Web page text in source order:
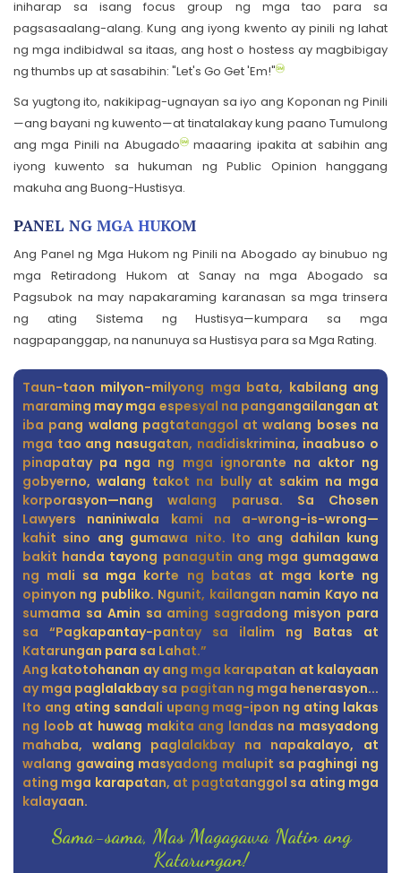
iniharap sa isang focus group ng mga tao para sa
pagsasaalang-alang. Kung ang iyong kwento ay pinili ng lahat
ng mga indibidwal sa itaas, ang host o hostess ay magbibigay
ng thumbs up at sasabihin: "Let's Go Get 'Em!"
Sa yugtong ito, nakikipag-ugnayan sa iyo ang Koponan ng Pinili
—ang bayani ng kuwento—at tinatalakay kung paano Tumulong
ang mga Pinili na Abugado maaaring ipakita at sabihin ang
iyong kuwento sa hukuman ng Public Opinion hanggang
makuha ang Buong-Hustisya.
PANEL NG MGA HUKOM
Ang Panel ng Mga Hukom ng Pinili na Abogado ay binubuo ng
mga Retiradong Hukom at Sanay na mga Abogado sa
Pagsubok na may napakaraming karanasan sa mga trinsera
ng ating Sistema ng Hustisya—kumpara sa mga
nagpapanggap, na nanunuya sa Hustisya para sa Mga Rating.
Taun-taon milyon-milyong mga bata, kabilang ang
maraming may mga espesyal na pangangailangan at
iba pang walang pagtatanggol at walang boses na
mga tao ang nasugatan, nadidiskrimina, inaabuso o
pinapatay pa nga ng mga ignorante na aktor ng
gobyerno, walang takot na bully at sakim na mga
korporasyon—nang walang parusa. Sa Chosen
Lawyers naniniwala kami na a-wrong-is-wrong—
kahit sino ang gumawa nito. Ito ang dahilan kung
bakit handa tayong panagutin ang mga gumagawa
ng mali sa mga korte ng batas at mga korte ng
opinyon ng publiko. Ngunit, kailangan namin Kayo na
sumama sa Amin sa aming sagradong misyon para
sa “Pagkapantay-pantay sa ilalim ng Batas at
Katarungan para sa Lahat.”
Ang katotohanan ay ang mga karapatan at kalayaan
ay mga paglalakbay sa pagitan ng mga henerasyon...
Ito ang ating sandali upang mag-ipon ng ating lakas
ng loob at huwag makita ang landas na masyadong
mahaba, walang paglalakbay na napakalayo, at
walang gawaing masyadong malupit sa paghingi ng
ating mga karapatan, at pagtatanggol sa ating mga
kalayaan.
Sama-sama, Mas Magagawa Natin ang
Katarungan!